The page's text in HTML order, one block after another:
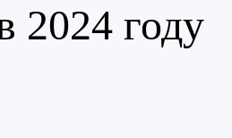
2024 году